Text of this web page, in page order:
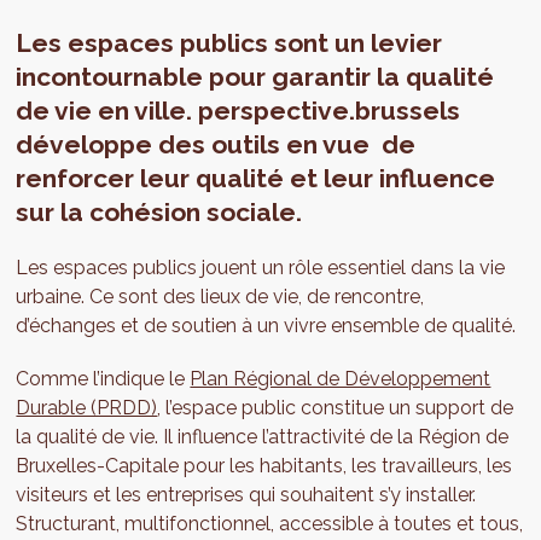
Les espaces publics sont un levier
incontournable pour garantir la qualité
de vie en ville. perspective.brussels
développe des outils en vue de
renforcer leur qualité et leur influence
sur la cohésion sociale.
Les espaces publics jouent un rôle essentiel dans la vie
urbaine. Ce sont des lieux de vie, de rencontre,
d’échanges et de soutien à un vivre ensemble de qualité.
Comme l’indique le Plan Régional de Développement
Durable (PRDD), l’espace public constitue un support de
la qualité de vie. Il influence l’attractivité de la Région de
Bruxelles-Capitale pour les habitants, les travailleurs, les
visiteurs et les entreprises qui souhaitent s’y installer.
Structurant, multifonctionnel, accessible à toutes et tous,